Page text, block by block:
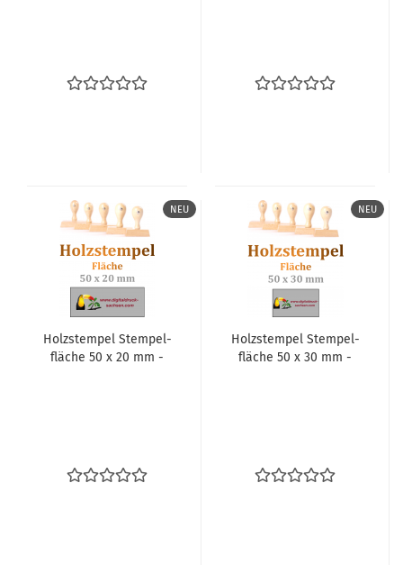
NEU
Holz­stem­pel Stem­pel­
flä­che 50 x 20 mm -
NEU
Holz­stem­pel Stem­pel­
flä­che 50 x 30 mm -